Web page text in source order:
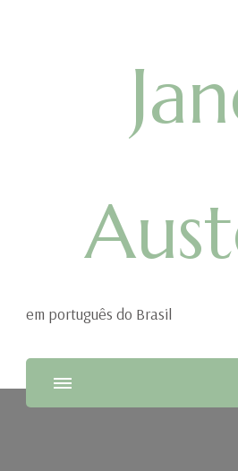
em português do Brasil